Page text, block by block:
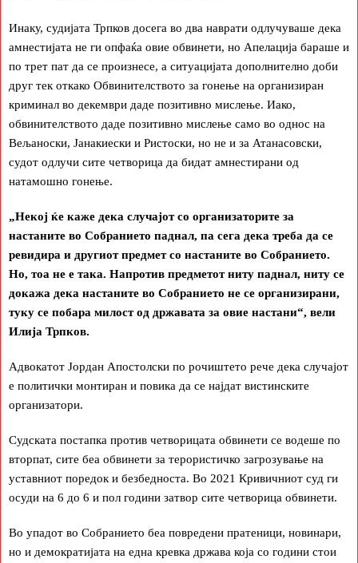
Инаку, судијата Трпков досега во два наврати одлучуваше дека
амнестијата не ги опфаќа овие обвинети, но Апелација бараше и
по трет пат да се произнесе, а ситуацијата дополнително доби
друг тек откако Обвинителството за гонење на организиран
криминал во декември даде позитивно мислење. Иако,
обвинителството даде позитивно мислење само во однос на
Вељаноски, Јанакиески и Ристоски, но не и за Атанасовски,
судот одлучи сите четворица да бидат амнестирани од
натамошно гонење.
„Некој ќе каже дека случајот со организаторите за
настаните во Собранието паднал, па сега дека треба да се
ревидира и другиот предмет со настаните во Собранието.
Но, тоа не е така. Напротив предметот ниту паднал, ниту се
докажа дека настаните во Собранието не се организирани,
туку се побара милост од државата за овие настани“, вели
Илија Трпков.
Адвокатот Јордан Апостолски по рочиштето рече дека случајот
е политички монтиран и повика да се најдат вистинските
организатори.
Судската постапка против четворицата обвинети се водеше по
вторпат, сите беа обвинети за терористичко загрозување на
уставниот поредок и безбедноста. Во 2021 Кривичниот суд ги
осуди на 6 до 6 и пол години затвор сите четворица обвинети.
Во упадот во Собранието беа повредени пратеници, новинари,
но и демократијата на една кревка држава која со години стои